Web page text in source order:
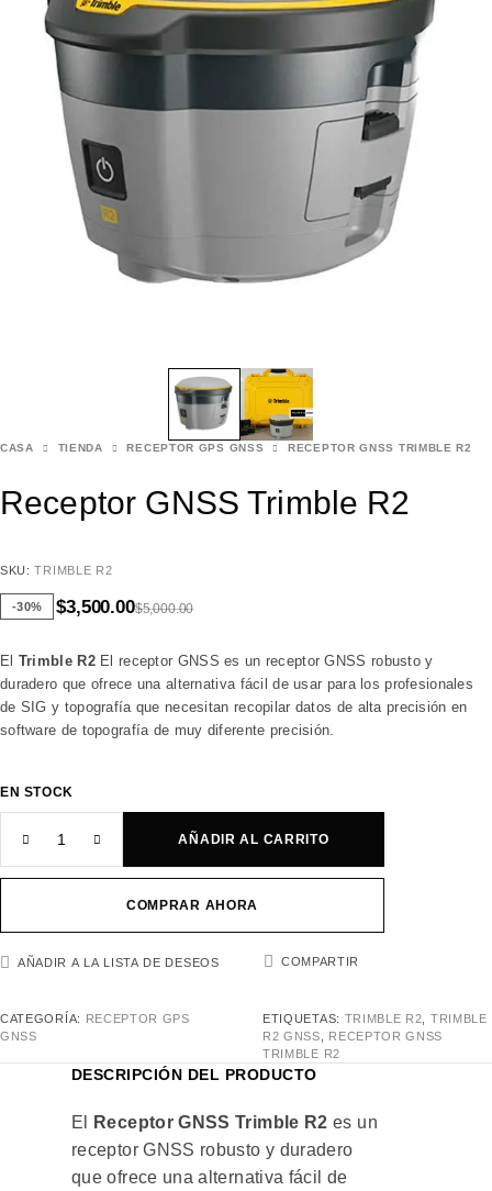
CASA TIENDA RECEPTOR GPS GNSS RECEPTOR GNSS TRIMBLE R2
Receptor GNSS Trimble R2
SKU:TRIMBLE R2
-30% $5,000.00
$3,500.00
El Trimble R2El receptor GNSS es un receptor GNSS robusto y
duradero que ofrece una alternativa fácil de usar para los profesionales
de SIG y topografía que necesitan recopilar datos de alta precisión en
software de topografía de muy diferente precisión.
EN STOCK
AÑADIR AL CARRITO
COMPRAR AHORA
AÑADIR A LA LISTA DE DESEOS COMPARTIR
CATEGORÍA:
RECEPTOR GPS
GNSS
ETIQUETAS: TRIMBLE R2
TRIMBLE
R2 GNSS
RECEPTOR GNSS
TRIMBLE R2
DESCRIPCIÓN DEL PRODUCTO
El Receptor GNSS Trimble R2 es un
receptor GNSS robusto y duradero
que ofrece una alternativa fácil de